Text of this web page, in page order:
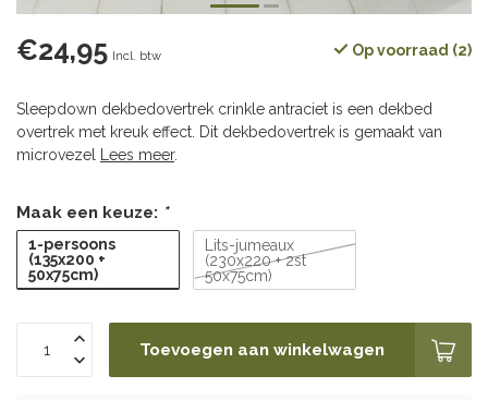
€24,95 Incl. btw Op voorraad (2)
Sleepdown dekbedovertrek crinkle antraciet is een dekbed
overtrek met kreuk effect. Dit dekbedovertrek is gemaakt van
microvezel
Lees meer.
Maak een keuze: *
1-persoons
(135x200 +
50x75cm)
Lits-jumeaux
(230x220 + 2st
50x75cm)
Toevoegen aan winkelwagen